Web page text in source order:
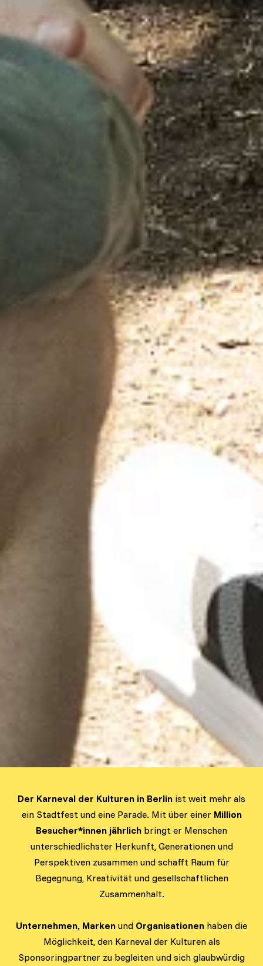
Der Karneval der Kulturen in Berlin ist weit mehr als
ein Stadtfest und eine Parade. Mit über einer Million
Besucher*innen jährlich bringt er Menschen
unterschiedlichster Herkunft, Generationen und
Perspektiven zusammen und schafft Raum für
Begegnung, Kreativität und gesellschaftlichen
Zusammenhalt.
Unternehmen, Marken und Organisationen haben die
Möglichkeit, den Karneval der Kulturen als
Sponsoringpartner zu begleiten und sich glaubwürdig